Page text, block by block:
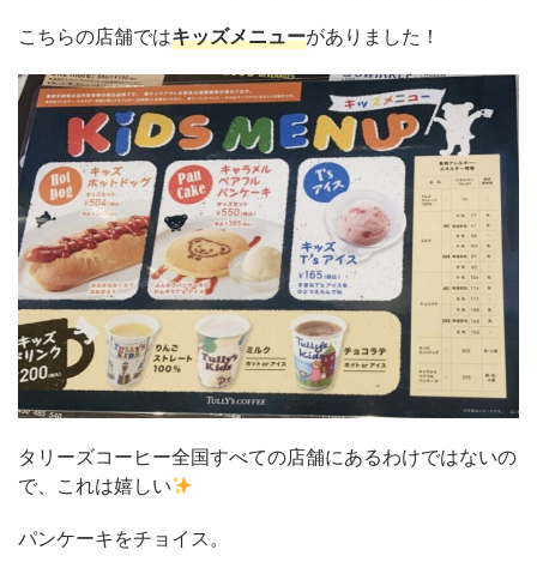
こちらの店舗ではキッズメニューがありました！
タリーズコーヒー全国すべての店舗にあるわけではないの
で、これは嬉しい
パンケーキをチョイス。